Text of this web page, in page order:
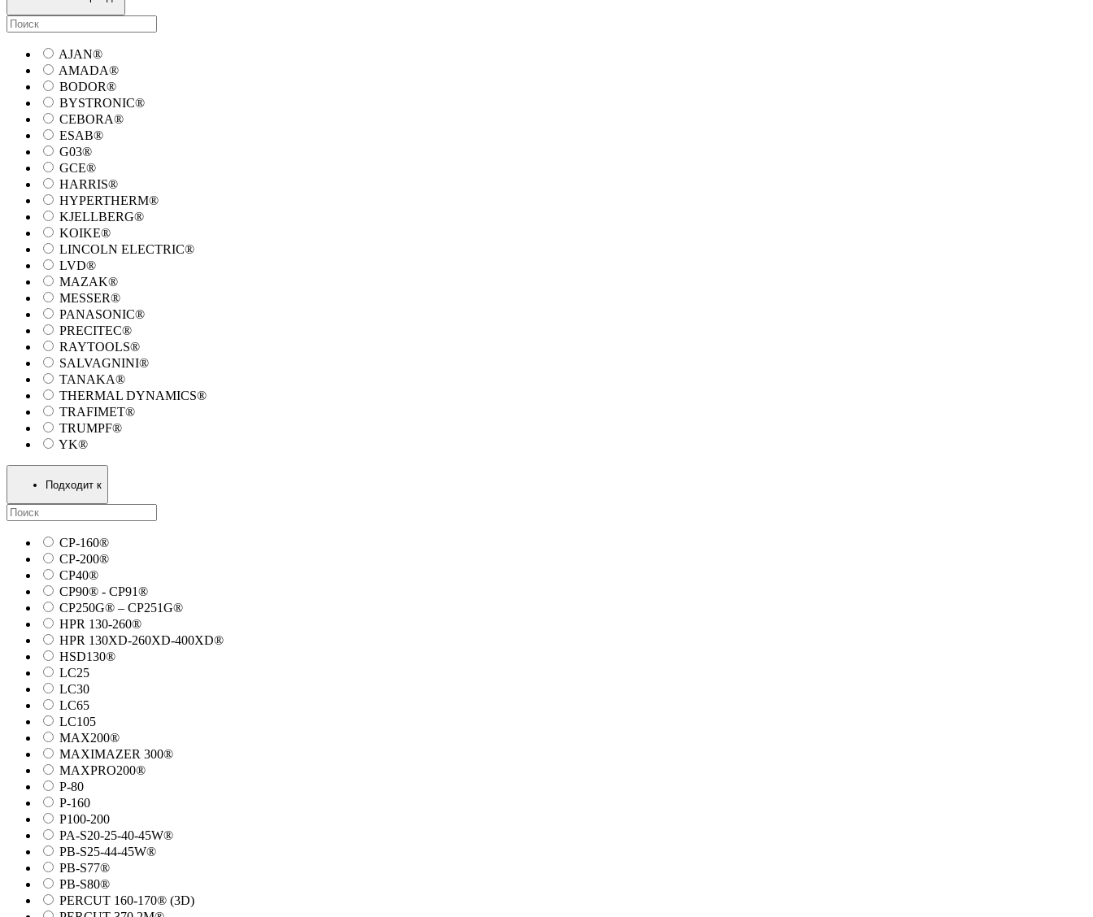
AJAN®
AMADA®
BODOR®
BYSTRONIC®
CEBORA®
ESAB®
G03®
GCE®
HARRIS®
HYPERTHERM®
KJELLBERG®
KOIKE®
LINCOLN ELECTRIC®
LVD®
MAZAK®
MESSER®
PANASONIC®
PRECITEC®
RAYTOOLS®
SALVAGNINI®
TANAKA®
THERMAL DYNAMICS®
TRAFIMET®
TRUMPF®
YK®
Подходит к
CP-160®
CP-200®
CP40®
CP90® - СP91®
CP250G® – CP251G®
HPR 130-260®
HPR 130XD-260XD-400XD®
HSD130®
LC25
LC30
LC65
LC105
MAX200®
MAXIMAZER 300®
MAXPRO200®
P-80
P-160
P100-200
PA-S20-25-40-45W®
PB-S25-44-45W®
PB-S77®
PB-S80®
PERCUT 160-170® (3D)